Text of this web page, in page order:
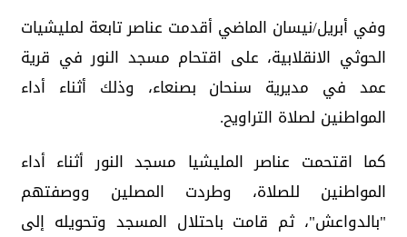
وفي أبريل/نيسان الماضي أقدمت عناصر تابعة لمليشيات
الحوثي الانقلابية، على اقتحام مسجد النور في قرية
عمد في مديرية سنحان بصنعاء، وذلك أثناء أداء
المواطنين لصلاة التراويح.
كما اقتحمت عناصر المليشيا مسجد النور أثناء أداء
المواطنين للصلاة، وطردت المصلين ووصفتهم
"بالدواعش"، ثم قامت باحتلال المسجد وتحويله إلى